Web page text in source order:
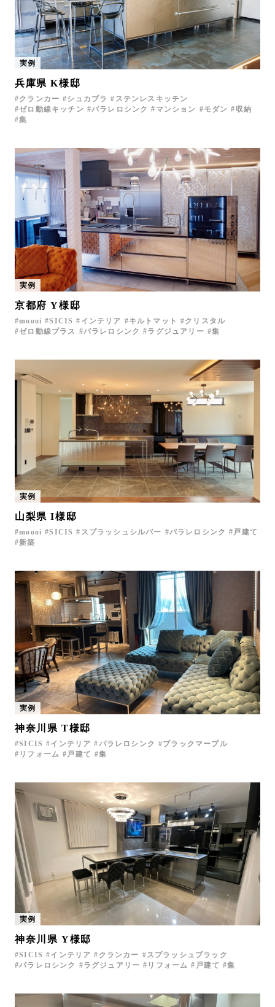
実例
兵庫県 K様邸
クランカー シュカブラ
ステンレスキッチン
ゼロ動線キッチン
パラレロシンク マンション モダン
収納
集
実例
京都府 Y様邸
moooi SICIS インテリア キルトマット
クリスタル
ゼロ動線プラス
パラレロシンク ラグジュアリー 集
実例
山梨県 I様邸
moooi SICIS スプラッシュシルバー パラレロシンク
戸建て
新築
実例
神奈川県 T様邸
SICIS インテリア パラレロシンク
ブラックマーブル
リフォーム
戸建て 集
実例
神奈川県 Y様邸
SICIS インテリア クランカー
スプラッシュブラック
パラレロシンク
ラグジュアリー リフォーム 戸建て 集